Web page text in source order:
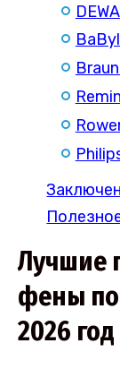
Лучшие
фены по
2026 год